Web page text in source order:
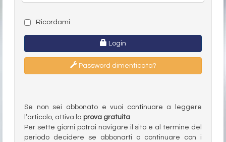
Ricordami
Login
Password dimenticata?
Se non sei abbonato e vuoi continuare a leggere
l’articolo, attiva la prova gratuita.
Per sette giorni potrai navigare il sito e al termine del
periodo decidere se abbonarti o continuare con i